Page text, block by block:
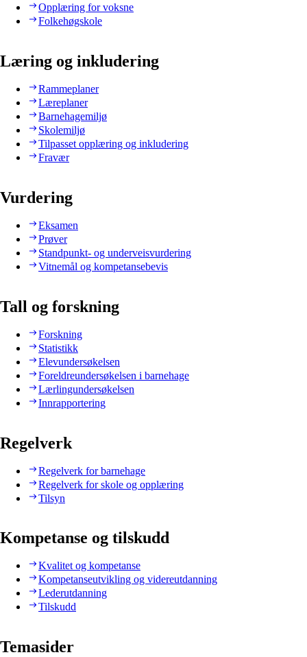
Opplæring for voksne
Folkehøgskole
Læring og inkludering
Rammeplaner
Læreplaner
Barnehagemiljø
Skolemiljø
Tilpasset opplæring og inkludering
Fravær
Vurdering
Eksamen
Prøver
Standpunkt- og underveisvurdering
Vitnemål og kompetansebevis
Tall og forskning
Forskning
Statistikk
Elevundersøkelsen
Foreldreundersøkelsen i barnehage
Lærlingundersøkelsen
Innrapportering
Regelverk
Regelverk for barnehage
Regelverk for skole og opplæring
Tilsyn
Kompetanse og tilskudd
Kvalitet og kompetanse
Kompetanseutvikling og videreutdanning
Lederutdanning
Tilskudd
Temasider